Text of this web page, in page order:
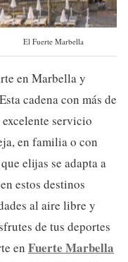
El Fuerte Marbella
en Marbella y
Esta cadena con más de
servicio
en familia o con
elijas se adapta a
estos destinos
al aire libre y
de tus deportes
en Fuerte Marbella